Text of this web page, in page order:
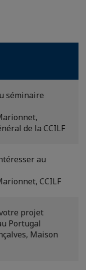
séminaire
de la CCILF
au
CCILF
projet
Portugal
Maison